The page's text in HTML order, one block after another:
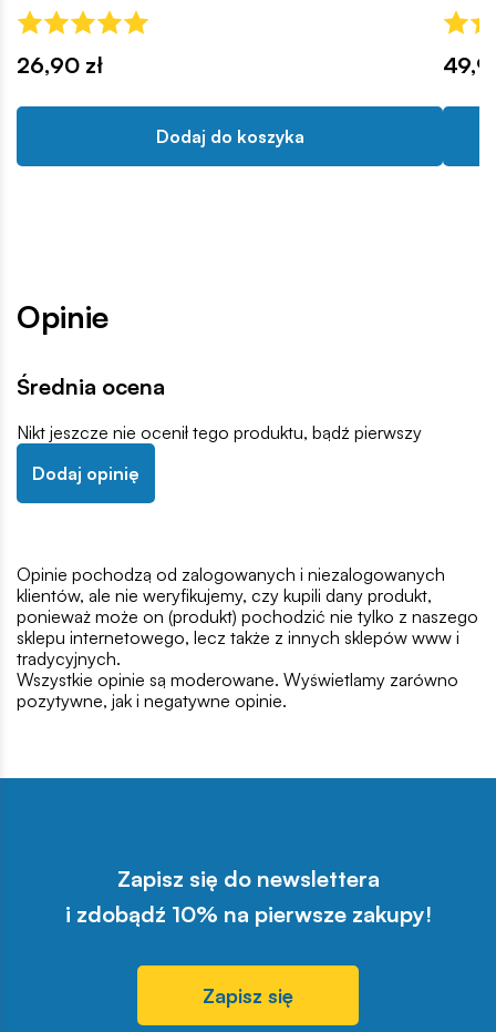
26,90 zł
Dodaj do koszyka
Opinie
Średnia ocena
Nikt jeszcze nie ocenił tego produktu, bądź pierwszy
Dodaj opinię
Opinie pochodzą od zalogowanych i niezalogowanych
klientów, ale nie weryfikujemy, czy kupili dany produkt,
ponieważ może on (produkt) pochodzić nie tylko z naszego
sklepu internetowego, lecz także z innych sklepów www i
tradycyjnych.
Wszystkie opinie są moderowane. Wyświetlamy zarówno
pozytywne, jak i negatywne opinie.
Zapisz się do newslettera
i zdobądź 10% na pierwsze zakupy!
Zapisz się